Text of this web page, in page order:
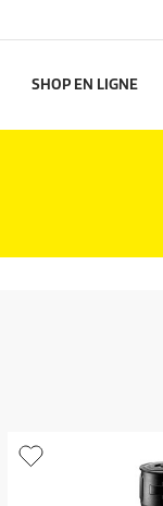
SHOP EN LIGNE